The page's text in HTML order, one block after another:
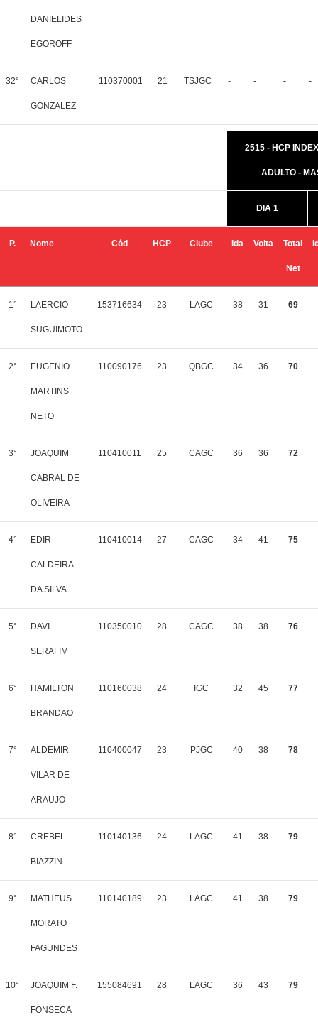
DANIELIDES
EGOROFF
32° CARLOS
GONZALEZ
110370001 21 TSJGC - - - -
2515 - HCP
ADULTO -
DIA 1
P. Nome Cód HCP Clube Ida Volta Total
Net
1° LAERCIO
SUGUIMOTO
153716634 23 LAGC 38 31 69
2° EUGENIO
MARTINS
NETO
110090176 23 QBGC 34 36 70
3° JOAQUIM
CABRAL DE
OLIVEIRA
110410011 25 CAGC 36 36 72
4° EDIR
CALDEIRA
DA SILVA
110410014 27 CAGC 34 41 75
5° DAVI
SERAFIM
110350010 28 CAGC 38 38 76
6° HAMILTON
BRANDAO
110160038 24 IGC 32 45 77
7° ALDEMIR
VILAR DE
ARAUJO
110400047 23 PJGC 40 38 78
8° CREBEL
BIAZZIN
110140136 24 LAGC 41 38 79
9° MATHEUS
MORATO
FAGUNDES
110140189 23 LAGC 41 38 79
10° JOAQUIM F.
FONSECA
155084691 28 LAGC 36 43 79